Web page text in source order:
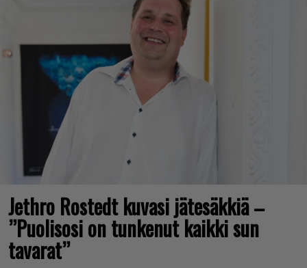
Jethro Rostedt kuvasi jätesäkkiä –
”Puolisosi on tunkenut kaikki sun
tavarat”